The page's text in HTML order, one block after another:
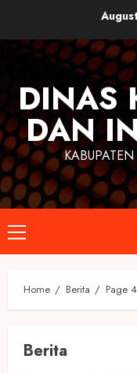
content
DINAS
DAN
Primary
Menu
Home Berita Page 4
Berita